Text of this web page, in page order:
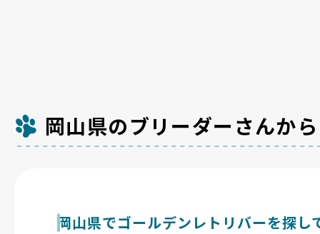
岡山県のブリーダーさんか
岡山県でゴールデンレトリバーを探し